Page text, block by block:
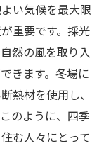
い気候を最大限
重要です。採光
然の風を取り入
きます。冬場に
熱材を使用し、
のように、四季
む人々にとって